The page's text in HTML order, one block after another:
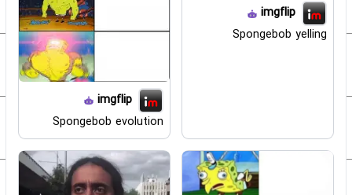
imgflip
Spongebob yelling
imgflip
Spongebob evolution